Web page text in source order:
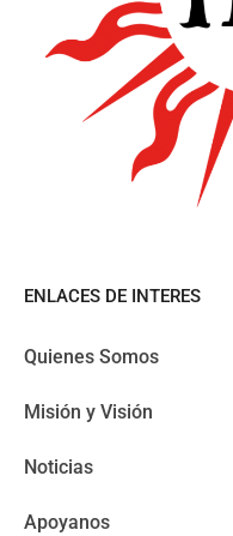
ENLACES DE INTERES
Quienes Somos
Misión y Visión
Noticias
Apoyanos